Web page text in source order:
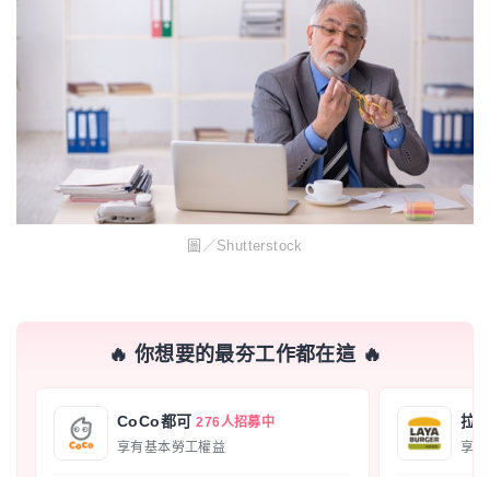
圖／Shutterstock
🔥 你想要的最夯工作都在這 🔥
CoCo都可 276人招募中
享有基本勞工權益
拉
享